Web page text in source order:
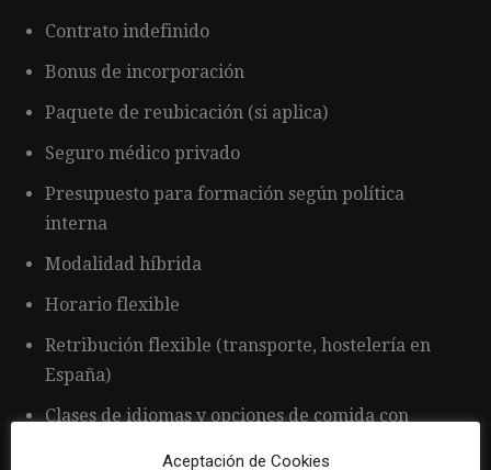
Contrato indefinido
Bonus de incorporación
Paquete de reubicación (si aplica)
Seguro médico privado
Presupuesto para formación según política
interna
Modalidad híbrida
Horario flexible
Retribución flexible (transporte, hostelería en
España)
Clases de idiomas y opciones de comida con
Aceptación de Cookies